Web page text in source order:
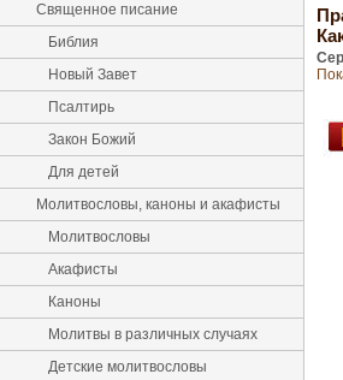
Священное писание
Библия
Новый Завет
Псалтирь
Закон Божий
Для детей
Молитвословы, каноны и акафисты
Молитвословы
Акафисты
Каноны
Молитвы в различных случаях
Детские молитвословы